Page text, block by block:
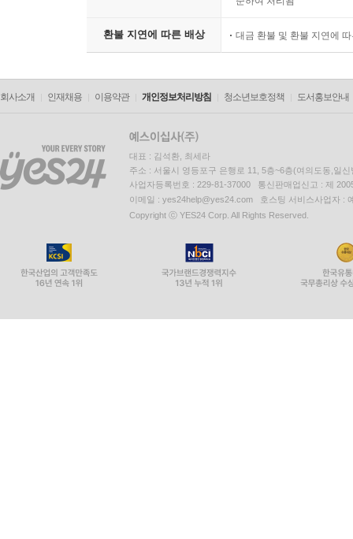
환불 지연에 따른 배상 대금 환불 및 환불 지연에
회사소개 인재채용 이용약관 개인정보처리방침 청소년보호정책 도서홍보안내
대표 : 김석환, 최세라
주소 : 서울시 영등포구 은행로 11, 5층~6층(여의도동,일신
사업자등록번호 : 229-81-37000 통신판매업신고 : 제
이메일 : yes24help@yes24.com 호스팅 서비스사업자 :
Copyright ⓒ YES24 Corp. All Rights Reserved.